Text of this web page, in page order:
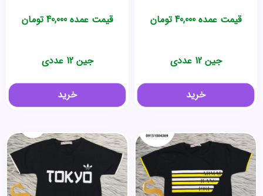
قیمت عمده40,000 تومان
جین 12 عددی
خرید
قیمت عمده40,000 تومان
جین 12 عددی
خرید